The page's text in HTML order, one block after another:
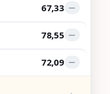
67,33 —
78,55 —
72,09 —